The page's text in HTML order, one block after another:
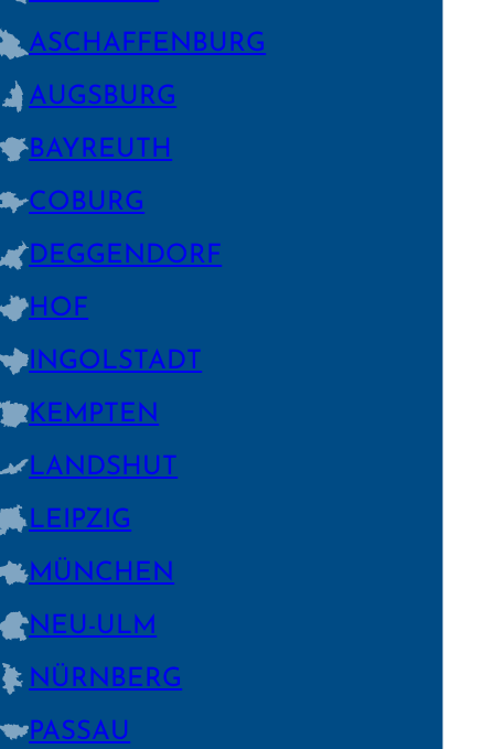
ASCHAFFEN­BURG
AUGSBURG
BAYREUTH
COBURG
DEGGEN­DORF
HOF
INGOLSTADT
KEMPTEN
LANDSHUT
LEIPZIG
MÜNCHEN
NEU-ULM
NÜRNBERG
PASSAU